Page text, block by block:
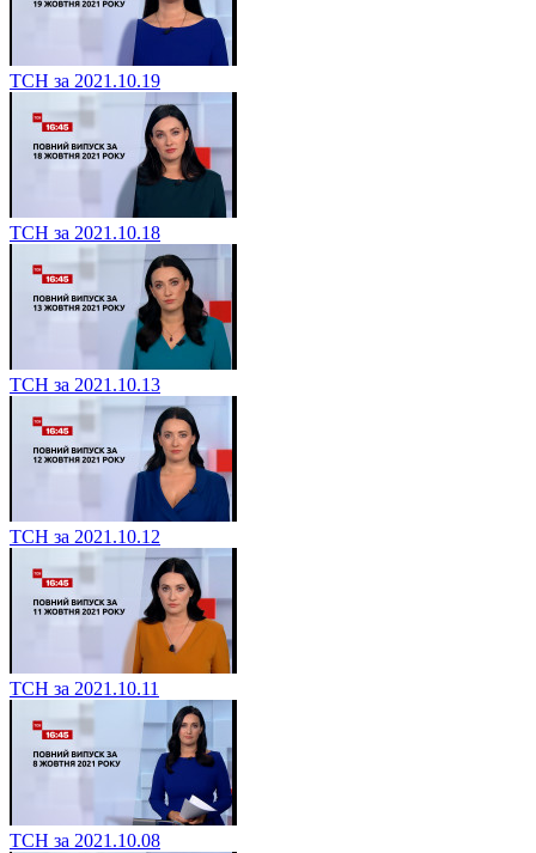
ТСН за 2021.10.19
ТСН за 2021.10.18
ТСН за 2021.10.13
ТСН за 2021.10.12
ТСН за 2021.10.11
ТСН за 2021.10.08